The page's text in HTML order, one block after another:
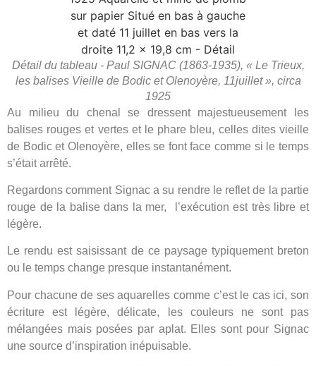
Détail du tableau - Paul SIGNAC (1863-1935), « Le Trieux,
les balises Vieille de Bodic et Olenoyère, 11juillet », circa
1925
Au milieu du chenal se dressent majestueusement les
balises rouges et vertes et le phare bleu, celles dites vieille
de Bodic et Olenoyère, elles se font face comme si le temps
s’était arrêté.
Regardons comment Signac a su rendre le reflet de la partie
rouge de la balise dans la mer, l’exécution est très libre et
légère.
Le rendu est saisissant de ce paysage typiquement breton
ou le temps change presque instantanément.
Pour chacune de ses aquarelles comme c’est le cas ici, son
écriture est légère, délicate, les couleurs ne sont pas
mélangées mais posées par aplat. Elles sont pour Signac
une source d’inspiration inépuisable.